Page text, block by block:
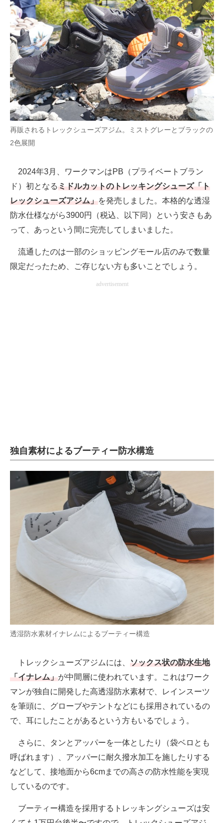
再販されるトレックシューズアジム。ミストグレーとブラックの
2色展開
2024年3月、ワークマンはPB（プライベートブラン
ド）初となるミドルカットのトレッキングシューズ「ト
レックシューズアジム」を発売しました。本格的な透湿
防水仕様ながら3900円（税込、以下同）という安さもあ
って、あっという間に完売してしまいました。
流通したのは一部のショッピングモール店のみで数量
限定だったため、ご存じない方も多いことでしょう。
advertisement
独自素材によるブーティー防水構造
透湿防水素材イナレムによるブーティー構造
トレックシューズアジムには、 ソックス状の防水生地
「イナレム」が中間層に使われています。これはワーク
マンが独自に開発した高透湿防水素材で、レインスーツ
を筆頭に、グローブやテントなどにも採用されているの
で、耳にしたことがあるという方もいるでしょう。
さらに、タンとアッパーを一体としたり（袋ベロとも
呼ばれます）、アッパーに耐久撥水加工を施したりする
などして、接地面から6cmまでの高さの防水性能を実現
しているのです。
ブーティー構造を採用するトレッキングシューズは安